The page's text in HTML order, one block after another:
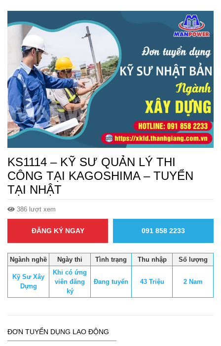
KS1114 – KỸ SƯ QUẢN LÝ THI
CÔNG TẠI KAGOSHIMA – TUYỂN
TẠI NHẬT
386 lượt xem
ĐĂNG KÝ NGAY 091 858 2233
Ngành nghề Ngày thi Tình trạng Thu nhập Số lượng
Kỹ Sư Xây
Dựng
Khi có ứng
viên đăng
ký
Đang tuyển 43 Triệu 2 Nam
ĐƠN TUYỂN DỤNG LAO ĐỘNG